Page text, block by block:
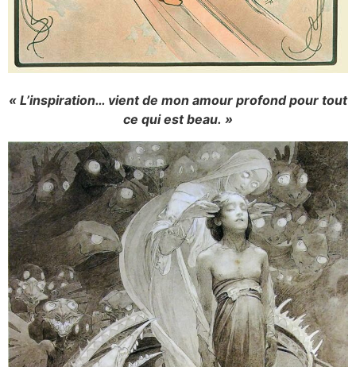
« L’inspiration… vient de mon amour profond pour tout
ce qui est beau. »